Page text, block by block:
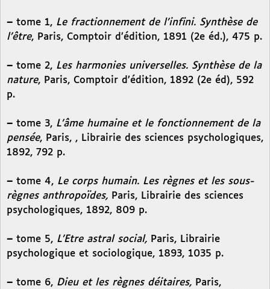
– tome 1, Le fractionnement de l’infini. Synthèse de
l’être, Paris, Comptoir d’édition, 1891 (2e éd.), 475 p.
– tome 2, Les harmonies universelles. Synthèse de la
nature, Paris, Comptoir d’édition, 1892 (2e éd), 592
p.
– tome 3, L’âme humaine et le fonctionnement de la
pensée, Paris, , Librairie des sciences psychologiques,
1892, 792 p.
– tome 4, Le corps humain. Les règnes et les sous-
règnes anthropoïdes, Paris, Librairie des sciences
psychologiques, 1892, 809 p.
– tome 5, L’Etre astral social, Paris, Librairie
psychologique et sociologique, 1893, 1035 p.
– tome 6, Dieu et les règnes déitaires, Paris,